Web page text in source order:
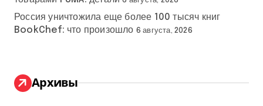
Россия уничтожила еще более 100 тысяч книг
BookChef: что произошло 6 августа, 2026
Архивы